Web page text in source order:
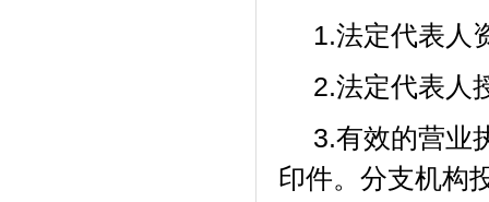
1.法定代表人
2.法定代表人
3.有效的营业
印件。分支机构